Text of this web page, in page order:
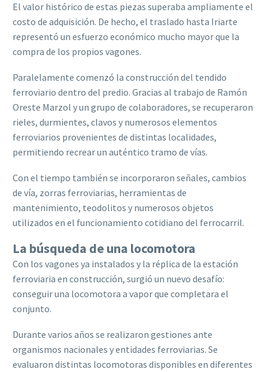
El valor histórico de estas piezas superaba ampliamente el
costo de adquisición. De hecho, el traslado hasta Iriarte
representó un esfuerzo económico mucho mayor que la
compra de los propios vagones.
Paralelamente comenzó la construcción del tendido
ferroviario dentro del predio. Gracias al trabajo de Ramón
Oreste Marzol y un grupo de colaboradores, se recuperaron
rieles, durmientes, clavos y numerosos elementos
ferroviarios provenientes de distintas localidades,
permitiendo recrear un auténtico tramo de vías.
Con el tiempo también se incorporaron señales, cambios
de vía, zorras ferroviarias, herramientas de
mantenimiento, teodolitos y numerosos objetos
utilizados en el funcionamiento cotidiano del ferrocarril.
La búsqueda de una locomotora
Con los vagones ya instalados y la réplica de la estación
ferroviaria en construcción, surgió un nuevo desafío:
conseguir una locomotora a vapor que completara el
conjunto.
Durante varios años se realizaron gestiones ante
organismos nacionales y entidades ferroviarias. Se
evaluaron distintas locomotoras disponibles en diferentes